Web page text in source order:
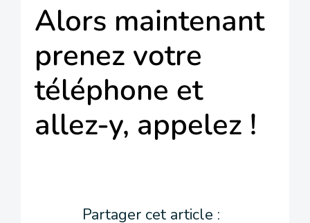
Alors maintenant
prenez votre
téléphone et
allez-y, appelez !
Partager cet article :